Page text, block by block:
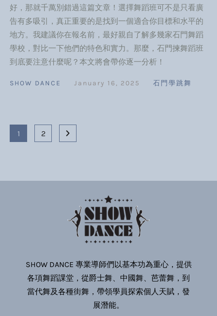
好，那就千萬別錯過這篇文章！選擇舞蹈班可不是只看廣
告有多吸引，真正重要的是找到一個適合你目標和水平的
地方。我建議你在報名前，最好親自了解多幾家石門舞蹈
學校，對比一下他們的特色和實力。那麼，石門揀舞蹈班
到底要注意什麼呢？本文將會帶你逐一分析！
SHOW DANCE January 16, 2025 石門學跳舞
1 2
SHOW DANCE 專業導師們以基本功為重心，提供
各項舞蹈課堂，從爵士舞、中國舞、芭蕾舞，到
當代舞及各種街舞，帶領學員探索個人天賦，發
展潛能。